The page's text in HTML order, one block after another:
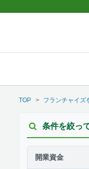
TOP フランチャイズ
条件を絞っ
開業資金